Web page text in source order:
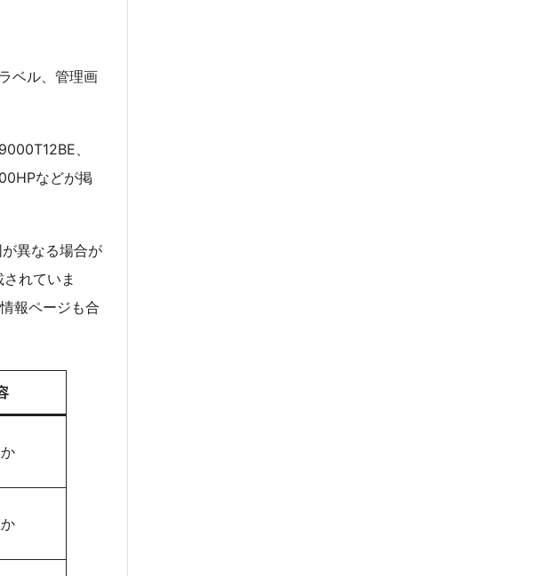
ベル、管理画
、
などが掲
異なる場合が
れていま
報ページも合